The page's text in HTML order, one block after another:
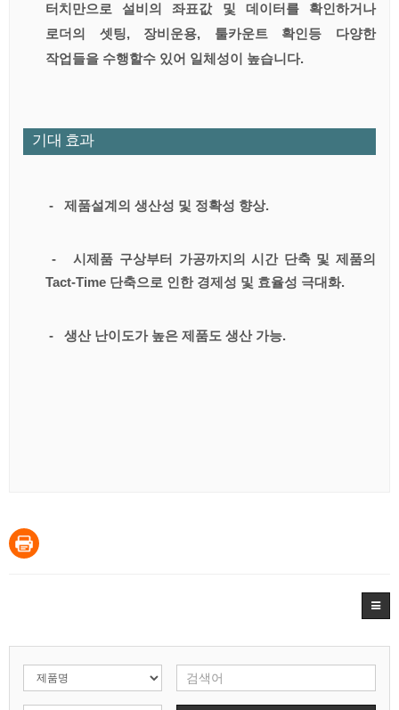
터치만으로 설비의 좌표값 및 데이터를 확인하거나
로더의 셋팅, 장비운용, 툴카운트 확인등 다양한
작업들을 수행할수 있어 일체성이 높습니다.
기대 효과
- 제품설계의 생산성 및 정확성 향상.
- 시제품 구상부터 가공까지의 시간 단축 및 제품의
Tact-Time 단축으로 인한 경제성 및 효율성 극대화.
- 생산 난이도가 높은 제품도 생산 가능.